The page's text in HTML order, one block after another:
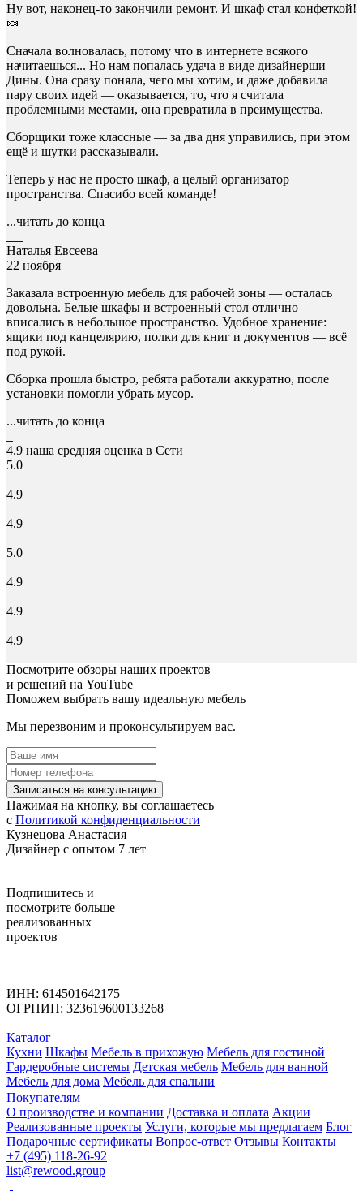
Ну вот, наконец-то закончили ремонт. И шкаф стал конфеткой!
🍬
Сначала волновалась, потому что в интернете всякого
начитаешься... Но нам попалась удача в виде дизайнерши
Дины. Она сразу поняла, чего мы хотим, и даже добавила
пару своих идей — оказывается, то, что я считала
проблемными местами, она превратила в преимущества.
Сборщики тоже классные — за два дня управились, при этом
ещё и шутки рассказывали.
Теперь у нас не просто шкаф, а целый организатор
пространства. Спасибо всей команде!
...читать до конца
Наталья Евсеева
22 ноября
Заказала встроенную мебель для рабочей зоны — осталась
довольна. Белые шкафы и встроенный стол отлично
вписались в небольшое пространство. Удобное хранение:
ящики под канцелярию, полки для книг и документов — всё
под рукой.
Сборка прошла быстро, ребята работали аккуратно, после
установки помогли убрать мусор.
...читать до конца
4.9 наша средняя оценка в Сети
5.0
4.9
4.9
5.0
4.9
4.9
4.9
Посмотрите обзоры наших проектов
и решений на YouTube
Поможем выбрать вашу идеальную мебель
Мы перезвоним и проконсультируем вас.
Записаться на консультацию
Нажимая на кнопку, вы соглашаетесь
с Политикой конфиденциальности
Кузнецова Анастасия
Дизайнер с опытом 7 лет
Подпишитесь и
посмотрите больше
реализованных
проектов
ИНН: 614501642175
ОГРНИП: 323619600133268
Каталог
Кухни Шкафы Мебель в прихожую Мебель для гостиной
Гардеробные системы Детская мебель Мебель для ванной
Мебель для дома Мебель для спальни
Покупателям
О производстве и компании Доставка и оплата Акции
Реализованные проекты Услуги, которые мы предлагаем Блог
Подарочные сертификаты Вопрос-ответ Отзывы Контакты
+7 (495) 118-26-92
list@rewood.group